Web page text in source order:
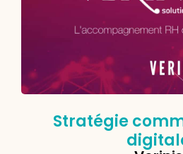
Stratégie